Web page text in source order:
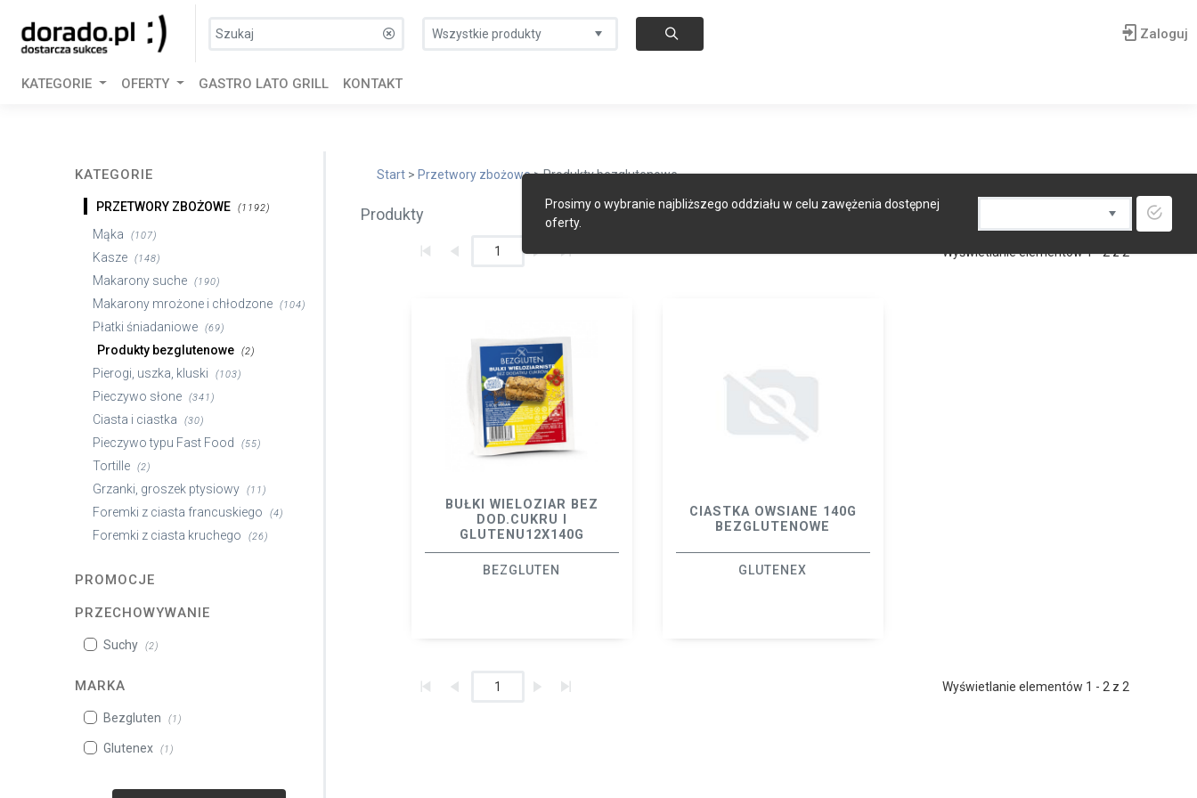
Wszystkie produkty Zaloguj
KATEGORIE OFERTY GASTRO LATO GRILL KONTAKT
Prosimy o wybranie najbliższego oddziału w celu zawężenia dostępnej
oferty.
KATEGORIE
PRZETWORY ZBOŻOWE (1192)
Mąka (107)
Kasze (148)
Makarony suche (190)
Makarony mrożone i chłodzone (104)
Płatki śniadaniowe (69)
Produkty bezglutenowe (2)
Pierogi, uszka, kluski (103)
Pieczywo słone (341)
Ciasta i ciastka (30)
Pieczywo typu Fast Food (55)
Tortille (2)
Grzanki, groszek ptysiowy (11)
Foremki z ciasta francuskiego (4)
Foremki z ciasta kruchego (26)
PROMOCJE
PRZECHOWYWANIE
Suchy (2)
MARKA
Bezgluten (1)
Glutenex (1)
Start > Przetwory zbożowe> Produkty bezglutenowe
Produkty
1 Wyświetlanie elementów 1 - 2 z 2
BUŁKI WIELOZIAR BEZ
DOD.CUKRU I
GLUTENU12X140G
BEZGLUTEN
CIASTKA OWSIANE 140G
BEZGLUTENOWE
GLUTENEX
1 Wyświetlanie elementów 1 - 2 z 2